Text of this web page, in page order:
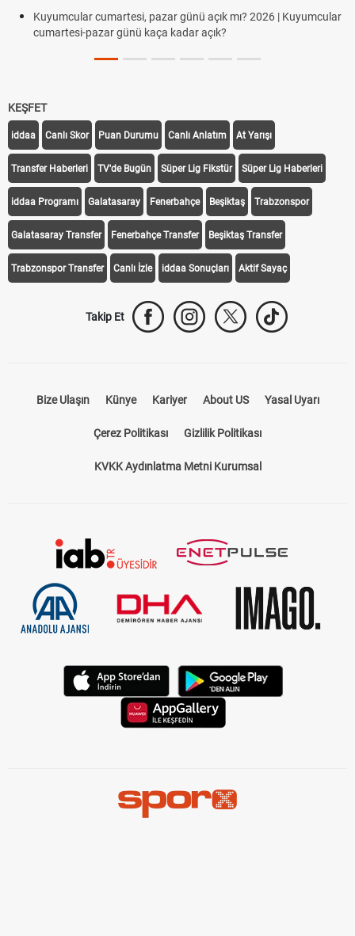
Kuyumcular cumartesi, pazar günü açık mı? 2026 | Kuyumcular
cumartesi-pazar günü kaça kadar açık?
KEŞFET
iddaa Canlı Skor Puan Durumu Canlı Anlatım At Yarışı
Transfer Haberleri TV'de Bugün Süper Lig Fikstür Süper Lig Haberleri
iddaa Programı Galatasaray Fenerbahçe Beşiktaş Trabzonspor
Galatasaray Transfer Fenerbahçe Transfer Beşiktaş Transfer
Trabzonspor Transfer Canlı İzle iddaa Sonuçları Aktif Sayaç
Takip Et
Bize Ulaşın Künye Kariyer About US Yasal Uyarı
Çerez Politikası Gizlilik Politikası
KVKK Aydınlatma Metni Kurumsal